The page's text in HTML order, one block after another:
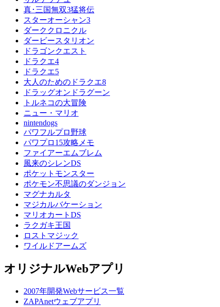
真･三国無双3猛将伝
スターオーシャン3
ダーククロニクル
ダービースタリオン
ドラゴンクエスト
ドラクエ4
ドラクエ5
大人のためのドラクエ8
ドラッグオンドラグーン
トルネコの大冒険
ニュー・マリオ
nintendogs
パワフルプロ野球
パワプロ15攻略メモ
ファイアーエムブレム
風来のシレンDS
ポケットモンスター
ポケモン不思議のダンジョン
マグナカルタ
マジカルバケーション
マリオカートDS
ラクガキ王国
ロストマジック
ワイルドアームズ
オリジナルWebアプリ
2007年開発Webサービス一覧
ZAPAnetウェブアプリ